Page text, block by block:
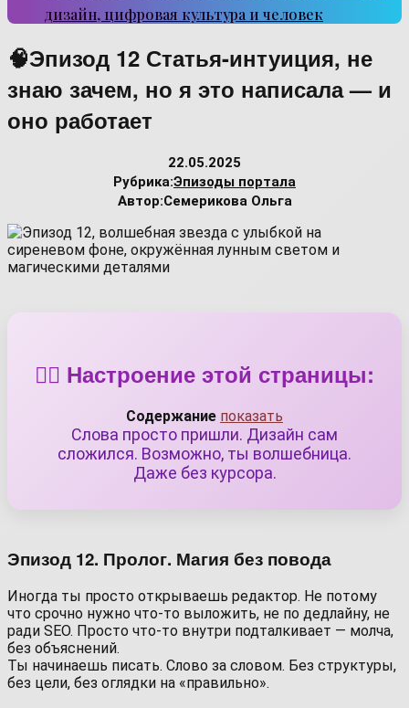
дизайн, цифровая культура и человек
🧠Эпизод 12 Статья-интуиция, не
знаю зачем, но я это написала — и
оно работает
22.05.2025
Рубрика:Эпизоды портала
Автор:Семерикова Ольга
🧙‍♀️ Настроение этой страницы:
Содержание показать
Слова просто пришли. Дизайн сам
сложился. Возможно, ты волшебница.
Даже без курсора.
Эпизод 12. Пролог. Магия без повода
Иногда ты просто открываешь редактор. Не потому
что срочно нужно что-то выложить, не по дедлайну, не
ради SEO. Просто что-то внутри подталкивает — молча,
без объяснений.
Ты начинаешь писать. Слово за словом. Без структуры,
без цели, без оглядки на «правильно».